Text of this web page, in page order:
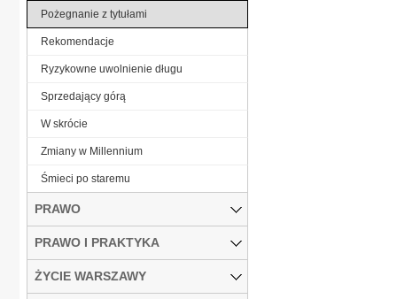
Pożegnanie z tytułami
Rekomendacje
Ryzykowne uwolnienie długu
Sprzedający górą
W skrócie
Zmiany w Millennium
Śmieci po staremu
PRAWO
PRAWO I PRAKTYKA
ŻYCIE WARSZAWY